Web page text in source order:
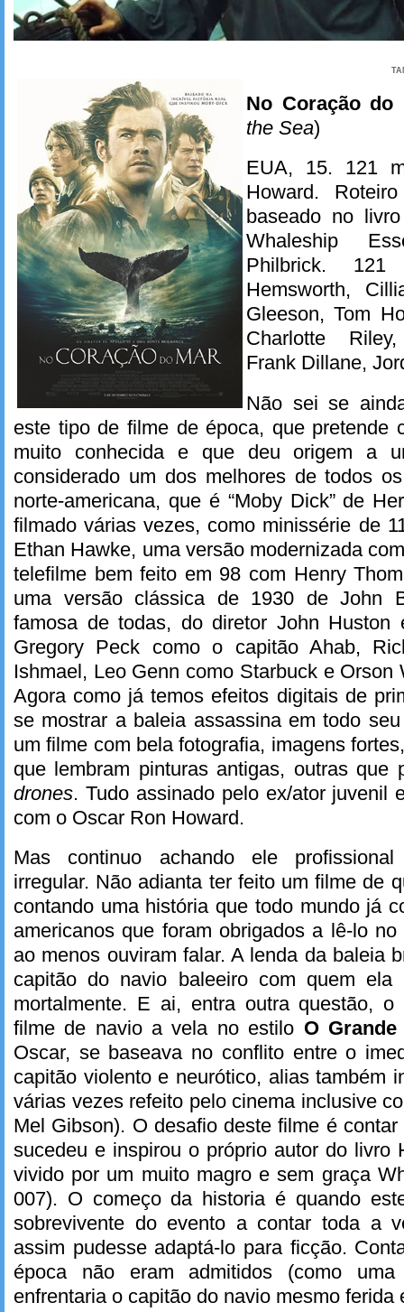
No Coração do
the Sea)
EUA, 15. 121
Howard.
baseado no
Whaleship
Philbrick.
Hemsworth,
Gleeson, Tom
Charlotte
Frank Dillane,
Não sei se
este tipo de filme de época, que pretende
muito conhecida e que deu origem a
considerado um dos melhores de todos
norte-americana, que é “Moby Dick” de
filmado várias vezes, como minissérie de
Ethan Hawke, uma versão modernizada
telefilme bem feito em 98 com Henry
uma versão clássica de 1930 de John
famosa de todas, do diretor John Huston
Gregory Peck como o capitão Ahab,
Ishmael, Leo Genn como Starbuck e Orson
Agora como já temos efeitos digitais de
se mostrar a baleia assassina em todo
um filme com bela fotografia, imagens
que lembram pinturas antigas, outras que
drones. Tudo assinado pelo ex/ator juvenil
com o Oscar Ron Howard.
Mas continuo achando ele profissional
irregular. Não adianta ter feito um filme de
contando uma história que todo mundo já
americanos que foram obrigados a lê-lo
ao menos ouviram falar. A lenda da baleia
capitão do navio baleeiro com quem ela
mortalmente. E ai, entra outra questão,
filme de navio a vela no estilo O
Oscar, se baseava no conflito entre o
capitão violento e neurótico, alias também
várias vezes refeito pelo cinema inclusive
Mel Gibson). O desafio deste filme é
sucedeu e inspirou o próprio autor do livro
vivido por um muito magro e sem graça
007). O começo da historia é quando
sobrevivente do evento a contar toda a
assim pudesse adaptá-lo para ficção.
época não eram admitidos (como
enfrentaria o capitão do navio mesmo ferida